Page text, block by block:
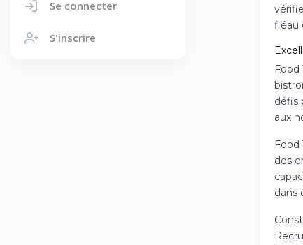
Se connecter
S'inscrire
fléau
Food
défis
aux
Food
des
dans